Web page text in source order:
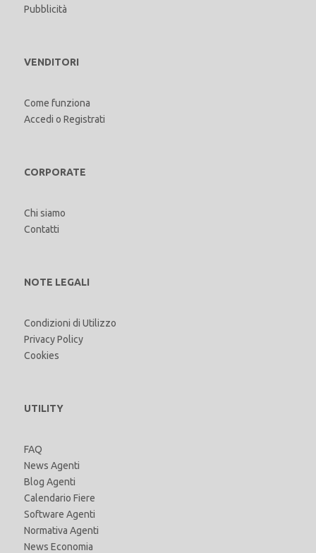
Pubblicità
VENDITORI
Come funziona
Accedi o Registrati
CORPORATE
Chi siamo
Contatti
NOTE LEGALI
Condizioni di Utilizzo
Privacy Policy
Cookies
UTILITY
FAQ
News Agenti
Blog Agenti
Calendario Fiere
Software Agenti
Normativa Agenti
News Economia